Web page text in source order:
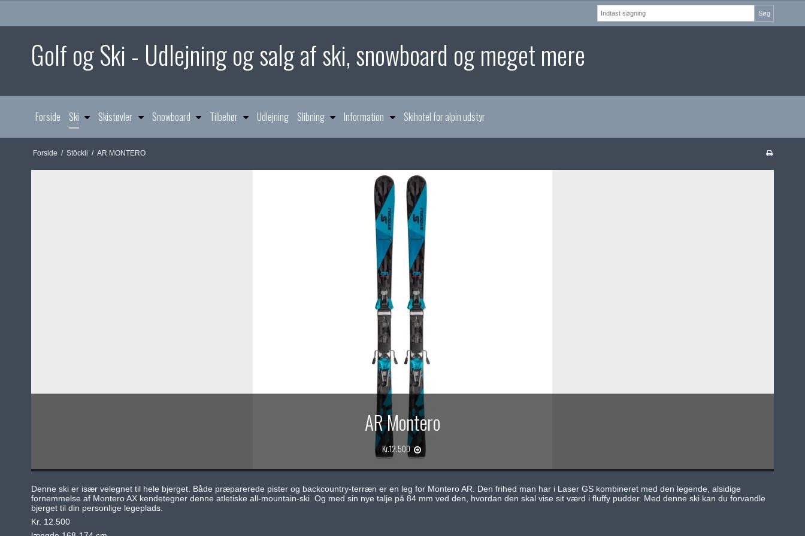
Søg
Golf og Ski - Udlejning og salg af ski, snowboard og meget mere
Forside Ski Skistøvler Snowboard Tilbehør Udlejning Slibning Information Skihotel for alpin udstyr
Forside / Stöckli / AR MONTERO
AR Montero
Kr.12.500
Denne ski er især velegnet til hele bjerget. Både præparerede pister og backcountry-terræn er en leg for Montero AR. Den frihed man har i Laser GS kombineret med den legende, alsidige
fornemmelse af Montero AX kendetegner denne atletiske all-mountain-ski. Og med sin nye talje på 84 mm ved den, hvordan den skal vise sit værd i fluffy pudder. Med denne ski kan du forvandle
bjerget til din personlige legeplads.
Kr. 12.500